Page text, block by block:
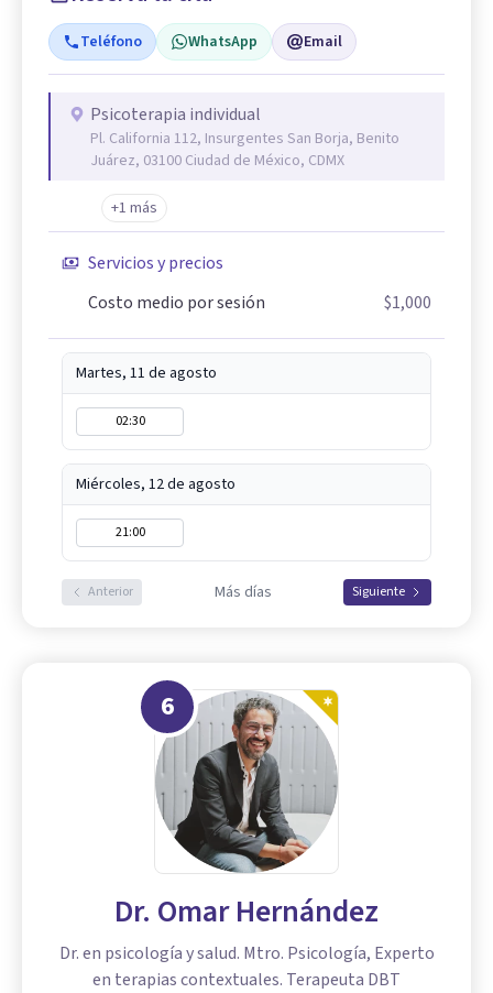
Teléfono WhatsApp Email
Psicoterapia individual
Pl. California 112, Insurgentes San Borja, Benito
Juárez, 03100 Ciudad de México, CDMX
+1 más
Servicios y precios
Costo medio por sesión
$1,000
Martes, 11 de agosto
02:30
Miércoles, 12 de agosto
21:00
Anterior Más días Siguiente
6
Dr. Omar Hernández
Dr. en psicología y salud. Mtro. Psicología, Experto
en terapias contextuales. Terapeuta DBT